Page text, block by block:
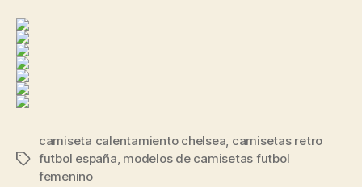
Etiquetas
camiseta calentamiento chelsea, camisetas retro
futbol españa, modelos de camisetas futbol
femenino